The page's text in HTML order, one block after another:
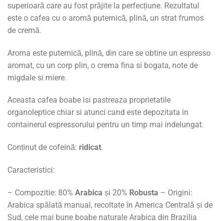
superioară care au fost prăjite la perfecțiune. Rezultatul
este o cafea cu o aromă puternică, plină, un strat frumos
de cremă.
Aroma este puternică, plină, din care se obtine un espresso
aromat, cu un corp plin, o crema fina si bogata, note de
migdale si miere.
Aceasta cafea boabe isi pastreaza proprietatile
organoleptice chiar si atunci cand este depozitata in
containerul espressorului pentru un timp mai indelungat.
Conținut de cofeină: ridicat.
Caracteristici:
– Compozitie: 80% Arabica și 20% Robusta – Origini:
Arabica spălată manual, recoltate în America Centrală și de
Sud, cele mai bune boabe naturale Arabica din Brazilia